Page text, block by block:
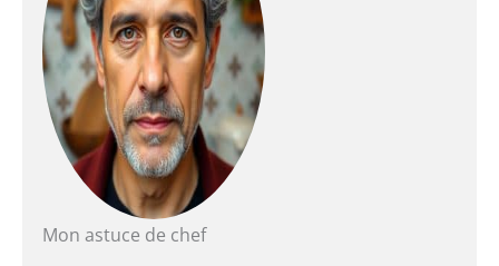
Mon astuce de chef